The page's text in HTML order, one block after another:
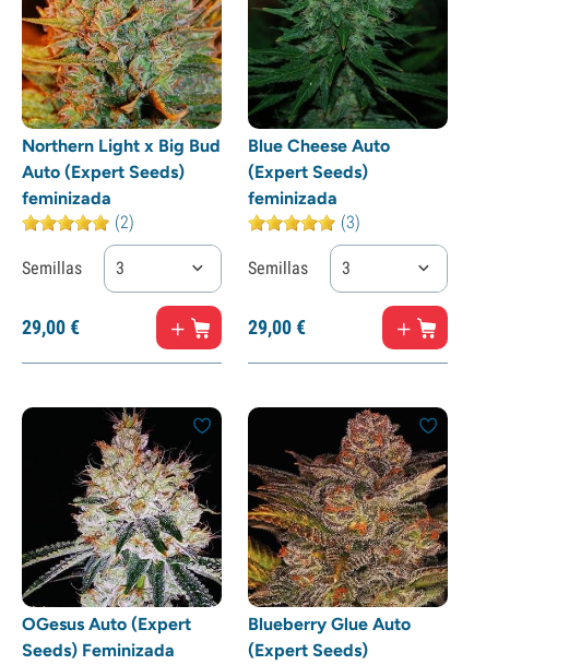
Northern Light x Big Bud
Auto (Expert Seeds)
feminizada
(2)
Semillas 3
29,00€
Blue Cheese Auto
(Expert Seeds)
feminizada
(3)
Semillas 3
29,00€
OGesus Auto (Expert
Seeds) Feminizada
Blueberry Glue Auto
(Expert Seeds)